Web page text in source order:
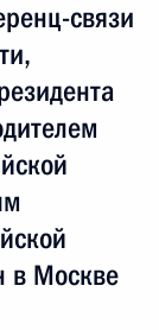
связи
в Москве